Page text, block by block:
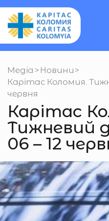
Медіа > Новини >
Карітас Коломия.
червня
Карітас
Тижневий
06 – 12